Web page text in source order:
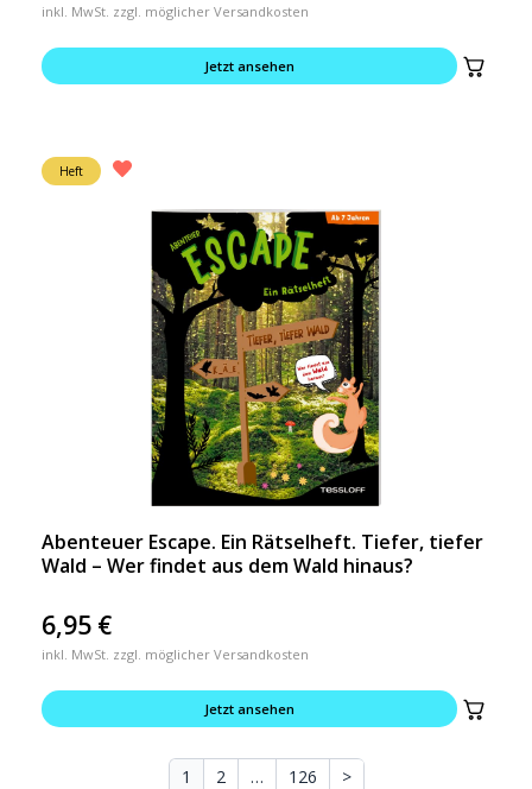
inkl. MwSt. zzgl. möglicher Versandkosten
Jetzt ansehen
Heft
Abenteuer Escape. Ein Rätselheft. Tiefer, tiefer
Wald – Wer findet aus dem Wald hinaus?
6,95 €
inkl. MwSt. zzgl. möglicher Versandkosten
Jetzt ansehen
1 2 … 126 >